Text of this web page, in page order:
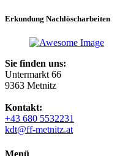
Erkundung Nachlöscharbeiten
Sie finden uns:
Untermarkt 66
9363 Metnitz
Kontakt:
+43 680 5532231
kdt@ff-metnitz.at
Menü